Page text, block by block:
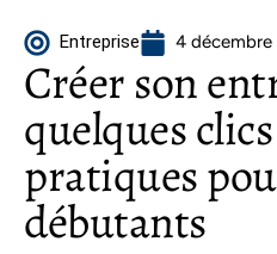
Entreprise 4 décembre
Créer son
quelques
pratiques
débutants